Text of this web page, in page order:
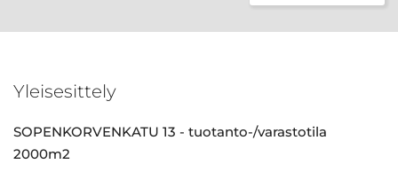
Yleisesittely
SOPENKORVENKATU 13 - tuotanto-/varastotila
2000m2